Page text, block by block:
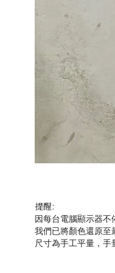
提醒:
因每台電腦顯示器不
我們已將顏色還原至
尺寸為手工平量，手